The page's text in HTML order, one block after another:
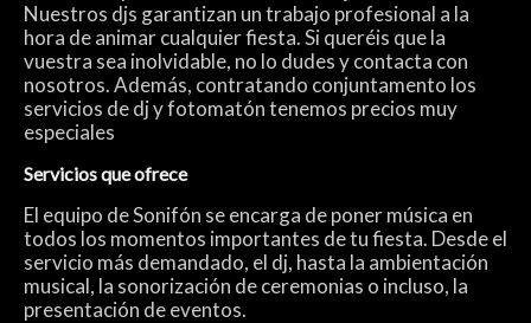
Nuestros djs garantizan un trabajo profesional a la
hora de animar cualquier fiesta. Si queréis que la
vuestra sea inolvidable, no lo dudes y contacta con
nosotros. Además, contratando conjuntamento los
servicios de dj y fotomatón tenemos precios muy
especiales
Servicios que ofrece
El equipo de Sonifón se encarga de poner música en
todos los momentos importantes de tu fiesta. Desde el
servicio más demandado, el dj, hasta la ambientación
musical, la sonorización de ceremonias o incluso, la
presentación de eventos.